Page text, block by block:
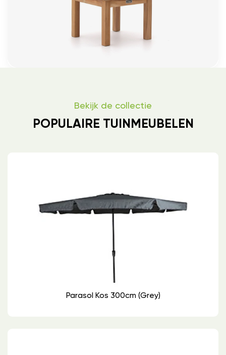
Bekijk de collectie
POPULAIRE TUINMEUBELEN
Parasol Kos 300cm (grey)